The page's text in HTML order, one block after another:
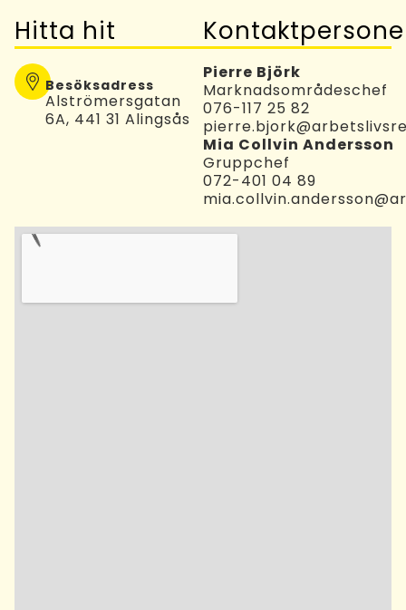
Hitta hit
Besöksadress
Alströmersgatan
6A, 441 31 Alingsås
Pierre Björk
Marknadsområdeschef
076-117 25 82
Mia Collvin Andersson
Gruppchef
072-401 04 89